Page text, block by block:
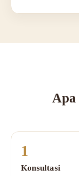
1
Konsultasi